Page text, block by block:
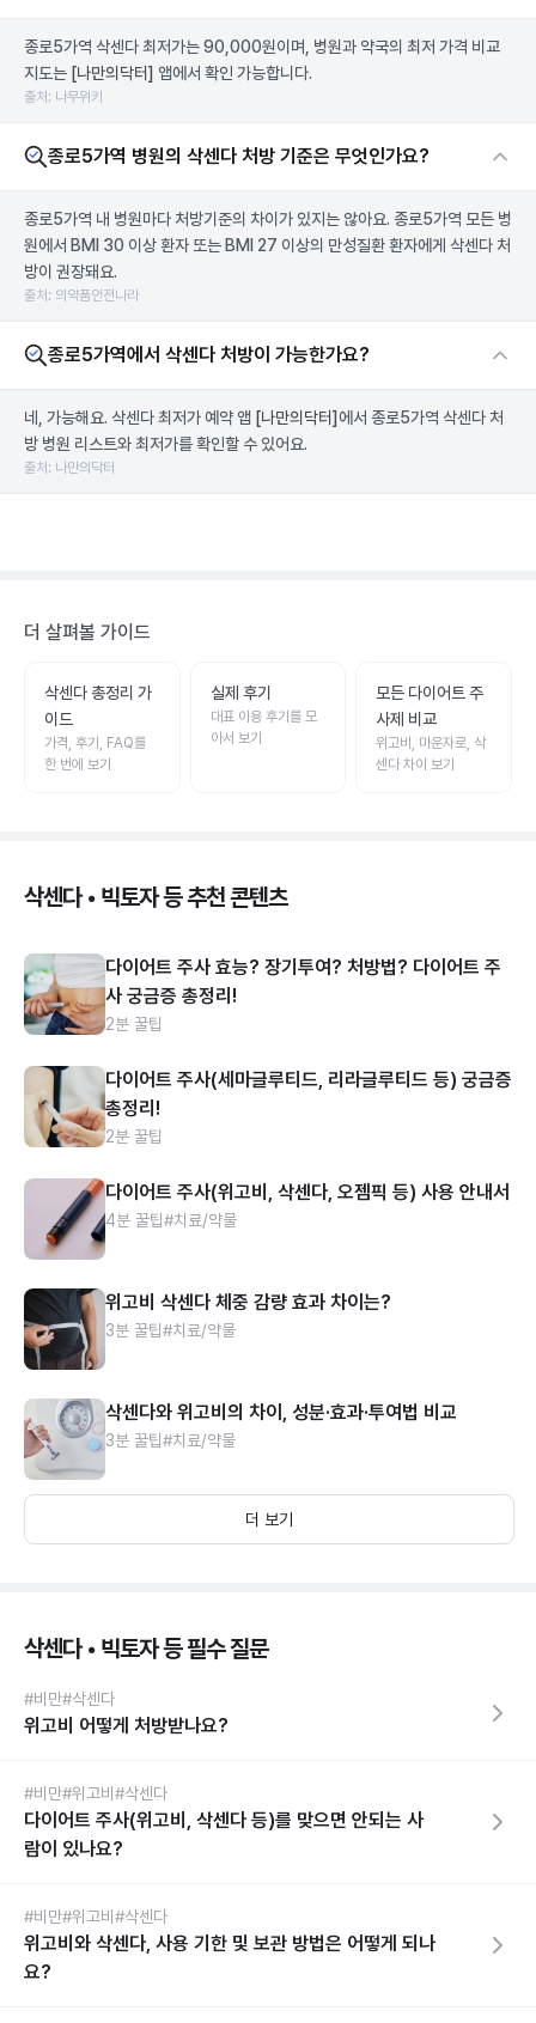
종로5가역 삭센다 최저가는 90,000원이며, 병원과 약국의 최저 가격 비교
지도는 [나만의닥터] 앱에서 확인 가능합니다.
출처: 나무위키
종로5가역 병원의 삭센다 처방 기준은 무엇인가요?
종로5가역 내 병원마다 처방기준의 차이가 있지는 않아요. 종로5가역 모든 병
원에서 BMI 30 이상 환자 또는 BMI 27 이상의 만성질환 환자에게 삭센다 처
방이 권장돼요.
출처: 의약품안전나라
종로5가역에서 삭센다 처방이 가능한가요?
네, 가능해요. 삭센다 최저가 예약 앱 [나만의닥터] 에서 종로5가역 삭센다 처
방 병원 리스트와 최저가를 확인할 수 있어요.
출처: 나만의닥터
더 살펴볼 가이드
삭센다 총정리 가
이드
가격, 후기, FAQ를
한 번에 보기
실제 후기
대표 이용 후기를 모
아서 보기
모든 다이어트 주
사제 비교
위고비, 마운자로, 삭
센다 차이 보기
삭센다 • 빅토자 등 추천 콘텐츠
다이어트 주사 효능? 장기투여? 처방법? 다이어트 주
사 궁금증 총정리!
2분 꿀팁
다이어트 주사(세마글루티드, 리라글루티드 등) 궁금증
총정리!
2분 꿀팁
다이어트 주사(위고비, 삭센다, 오젬픽 등) 사용 안내서
4분 꿀팁#치료/약물
위고비 삭센다 체중 감량 효과 차이는?
3분 꿀팁#치료/약물
삭센다와 위고비의 차이, 성분·효과·투여법 비교
3분 꿀팁#치료/약물
더 보기
삭센다 • 빅토자 등 필수 질문
#비만#삭센다
위고비 어떻게 처방받나요?
#비만#위고비 #삭센다
다이어트 주사(위고비, 삭센다 등)를 맞으면 안되는 사
람이 있나요?
#비만#위고비 #삭센다
위고비와 삭센다, 사용 기한 및 보관 방법은 어떻게 되나
요?